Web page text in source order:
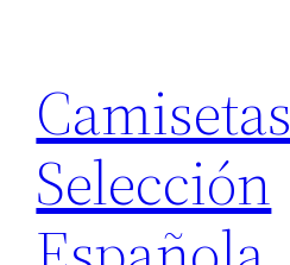
contenido
Camisetas
Selección